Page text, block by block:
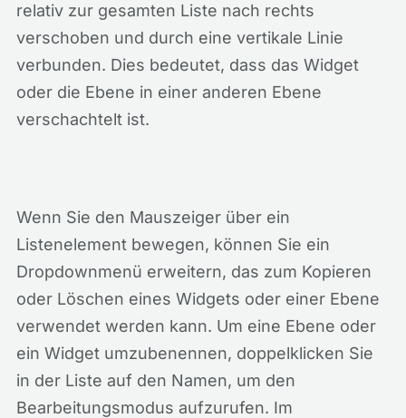
relativ zur gesamten Liste nach rechts
verschoben und durch eine vertikale Linie
verbunden. Dies bedeutet, dass das Widget
oder die Ebene in einer anderen Ebene
verschachtelt ist.
Wenn Sie den Mauszeiger über ein
Listenelement bewegen, können Sie ein
Dropdownmenü erweitern, das zum Kopieren
oder Löschen eines Widgets oder einer Ebene
verwendet werden kann. Um eine Ebene oder
ein Widget umzubenennen, doppelklicken Sie
in der Liste auf den Namen, um den
Bearbeitungsmodus aufzurufen. Im